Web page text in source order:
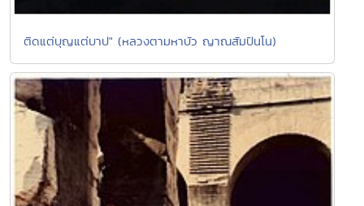
ติดแต่บุญแต่บาป" (หลวงตามหาบัว ญาณสัมปันโน)